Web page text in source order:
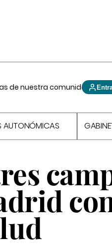
de nuestra comunidad
AUTONÓMICAS